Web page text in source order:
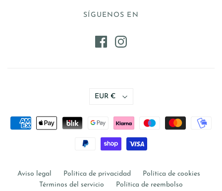
SÍGUENOS EN
Aviso legal Política de privacidad
Política de cookies
Términos del servicio
Política de reembolso
EUR €